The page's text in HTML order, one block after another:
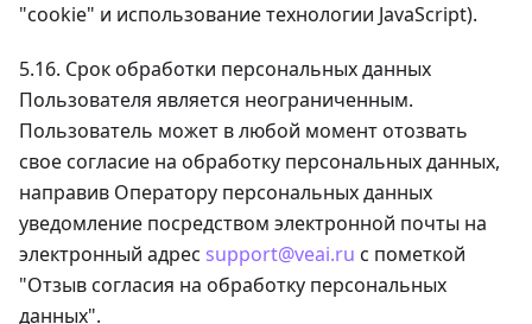
"cookie" и использование технологии JavaScript).
5.16. Срок обработки персональных данных
Пользователя является неограниченным.
Пользователь может в любой момент отозвать
свое согласие на обработку персональных данных,
направив Оператору персональных данных
уведомление посредством электронной почты на
электронный адрес support@veai.ru с пометкой
"Отзыв согласия на обработку персональных
данных".